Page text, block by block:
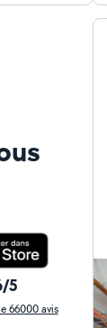
5
66000 avis